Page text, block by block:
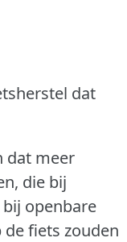
dat
dat meer
die bij
openbare
fiets zouden